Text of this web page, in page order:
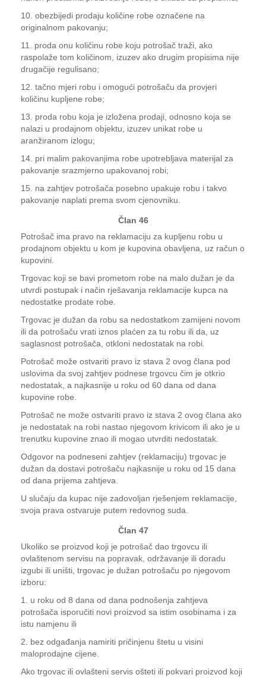
10. obezbijedi prodaju količine robe označene na
originalnom pakovanju;
11. proda onu količinu robe koju potrošač traži, ako
raspolaže tom količinom, izuzev ako drugim propisima nije
drugačije regulisano;
12. tačno mjeri robu i omogući potrošaču da provjeri
količinu kupljene robe;
13. proda robu koja je izložena prodaji, odnosno koja se
nalazi u prodajnom objektu, izuzev unikat robe u
aranžiranom izlogu;
14. pri malim pakovanjima robe upotrebljava materijal za
pakovanje srazmjerno upakovanoj robi;
15. na zahtjev potrošača posebno upakuje robu i takvo
pakovanje naplati prema svom cjenovniku.
Član 46
Potrošač ima pravo na reklamaciju za kupljenu robu u
prodajnom objektu u kom je kupovina obavljena, uz račun o
kupovini.
Trgovac koji se bavi prometom robe na malo dužan je da
utvrdi postupak i način rješavanja reklamacije kupca na
nedostatke prodate robe.
Trgovac je dužan da robu sa nedostatkom zamijeni novom
ili da potrošaču vrati iznos plaćen za tu robu ili da, uz
saglasnost potrošača, otkloni nedostatak na robi.
Potrošač može ostvariti pravo iz stava 2 ovog člana pod
uslovima da svoj zahtjev podnese trgovcu čim je otkrio
nedostatak, a najkasnije u roku od 60 dana od dana
kupovine robe.
Potrošač ne može ostvariti pravo iz stava 2 ovog člana ako
je nedostatak na robi nastao njegovom krivicom ili ako je u
trenutku kupovine znao ili mogao utvrditi nedostatak.
Odgovor na podneseni zahtjev (reklamaciju) trgovac je
dužan da dostavi potrošaču najkasnije u roku od 15 dana
od dana prijema zahtjeva.
U slučaju da kupac nije zadovoljan rješenjem reklamacije,
svoja prava ostvaruje putem redovnog suda.
Član 47
Ukoliko se proizvod koji je potrošač dao trgovcu ili
ovlaštenom servisu na popravak, održavanje ili doradu
izgubi ili uništi, trgovac je dužan potrošaču po njegovom
izboru:
1. u roku od 8 dana od dana podnošenja zahtjeva
potrošača isporučiti novi proizvod sa istim osobinama i za
istu namjenu ili
2. bez odgađanja namiriti pričinjenu štetu u visini
maloprodajne cijene.
Ako trgovac ili ovlašteni servis ošteti ili pokvari proizvod koji